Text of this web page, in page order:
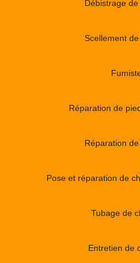
Débistrage
Scellement
Réparation de
Réparation
Pose et réparation de
Tubage de
Entretien de